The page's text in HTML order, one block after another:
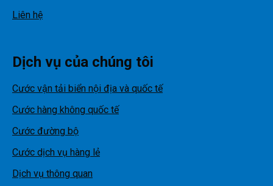
Liên hệ
Dịch vụ của chúng tôi
Cước vận tải biển nội địa và quốc tế
Cước hàng không quốc tế
Cước đường bộ
Cước dịch vụ hàng lẻ
Dịch vụ thông quan